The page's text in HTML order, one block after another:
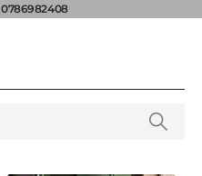
0786982408